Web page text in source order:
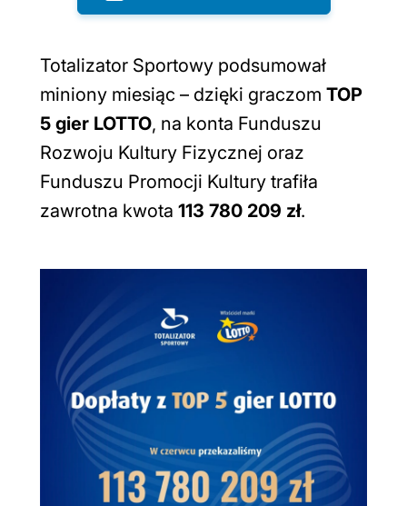
Totalizator Sportowy podsumował
miniony miesiąc – dzięki graczom TOP
5 gier LOTTO, na konta Funduszu
Rozwoju Kultury Fizycznej oraz
Funduszu Promocji Kultury trafiła
zawrotna kwota 113 780 209 zł.